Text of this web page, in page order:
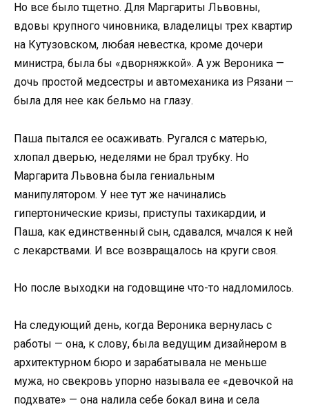
Но все было тщетно. Для Маргариты Львовны,
вдовы крупного чиновника, владелицы трех квартир
на Кутузовском, любая невестка, кроме дочери
министра, была бы «дворняжкой». А уж Вероника —
дочь простой медсестры и автомеханика из Рязани —
была для нее как бельмо на глазу.
Паша пытался ее осаживать. Ругался с матерью,
хлопал дверью, неделями не брал трубку. Но
Маргарита Львовна была гениальным
манипулятором. У нее тут же начинались
гипертонические кризы, приступы тахикардии, и
Паша, как единственный сын, сдавался, мчался к ней
с лекарствами. И все возвращалось на круги своя.
Но после выходки на годовщине что-то надломилось.
На следующий день, когда Вероника вернулась с
работы — она, к слову, была ведущим дизайнером в
архитектурном бюро и зарабатывала не меньше
мужа, но свекровь упорно называла ее «девочкой на
подхвате» — она налила себе бокал вина и села